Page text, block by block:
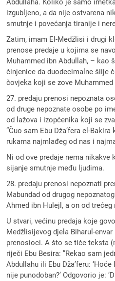
Abdullaha. Koliko je samo
izgubljeno, a da nije ostvarena
smutnje i povećanja tiranije i
Zatim, imam El-Medžlisi i drugi
prenose predaje u kojima se
Muhammed ibn Abdullah, – kao
činjenice da duodecimalne šiije
čovjeka koji se zove Muhammed
27. predaju prenosi nepoznata
od druge nepoznate osobe po
od lažova i izopćenika koji se
”Čuo sam Ebu Dža’fera el-
rukama najmlađeg od nas i
Ni od ove predaje nema
sijanje smutnje među ljudima.
28. predaju prenosi nepoznati
Mabundad od drugog
Ahmed ibn Hulejl, a on od
U stvari, većinu predaja koje
Medžlisijevog djela Biharul-
prenosioci. A što se tiče teksta
riječi Ebu Besira: ”Rekao sam
Abdullahu ili Ebu Dža’feru:
nije punodoban?’ Odgovorio je: